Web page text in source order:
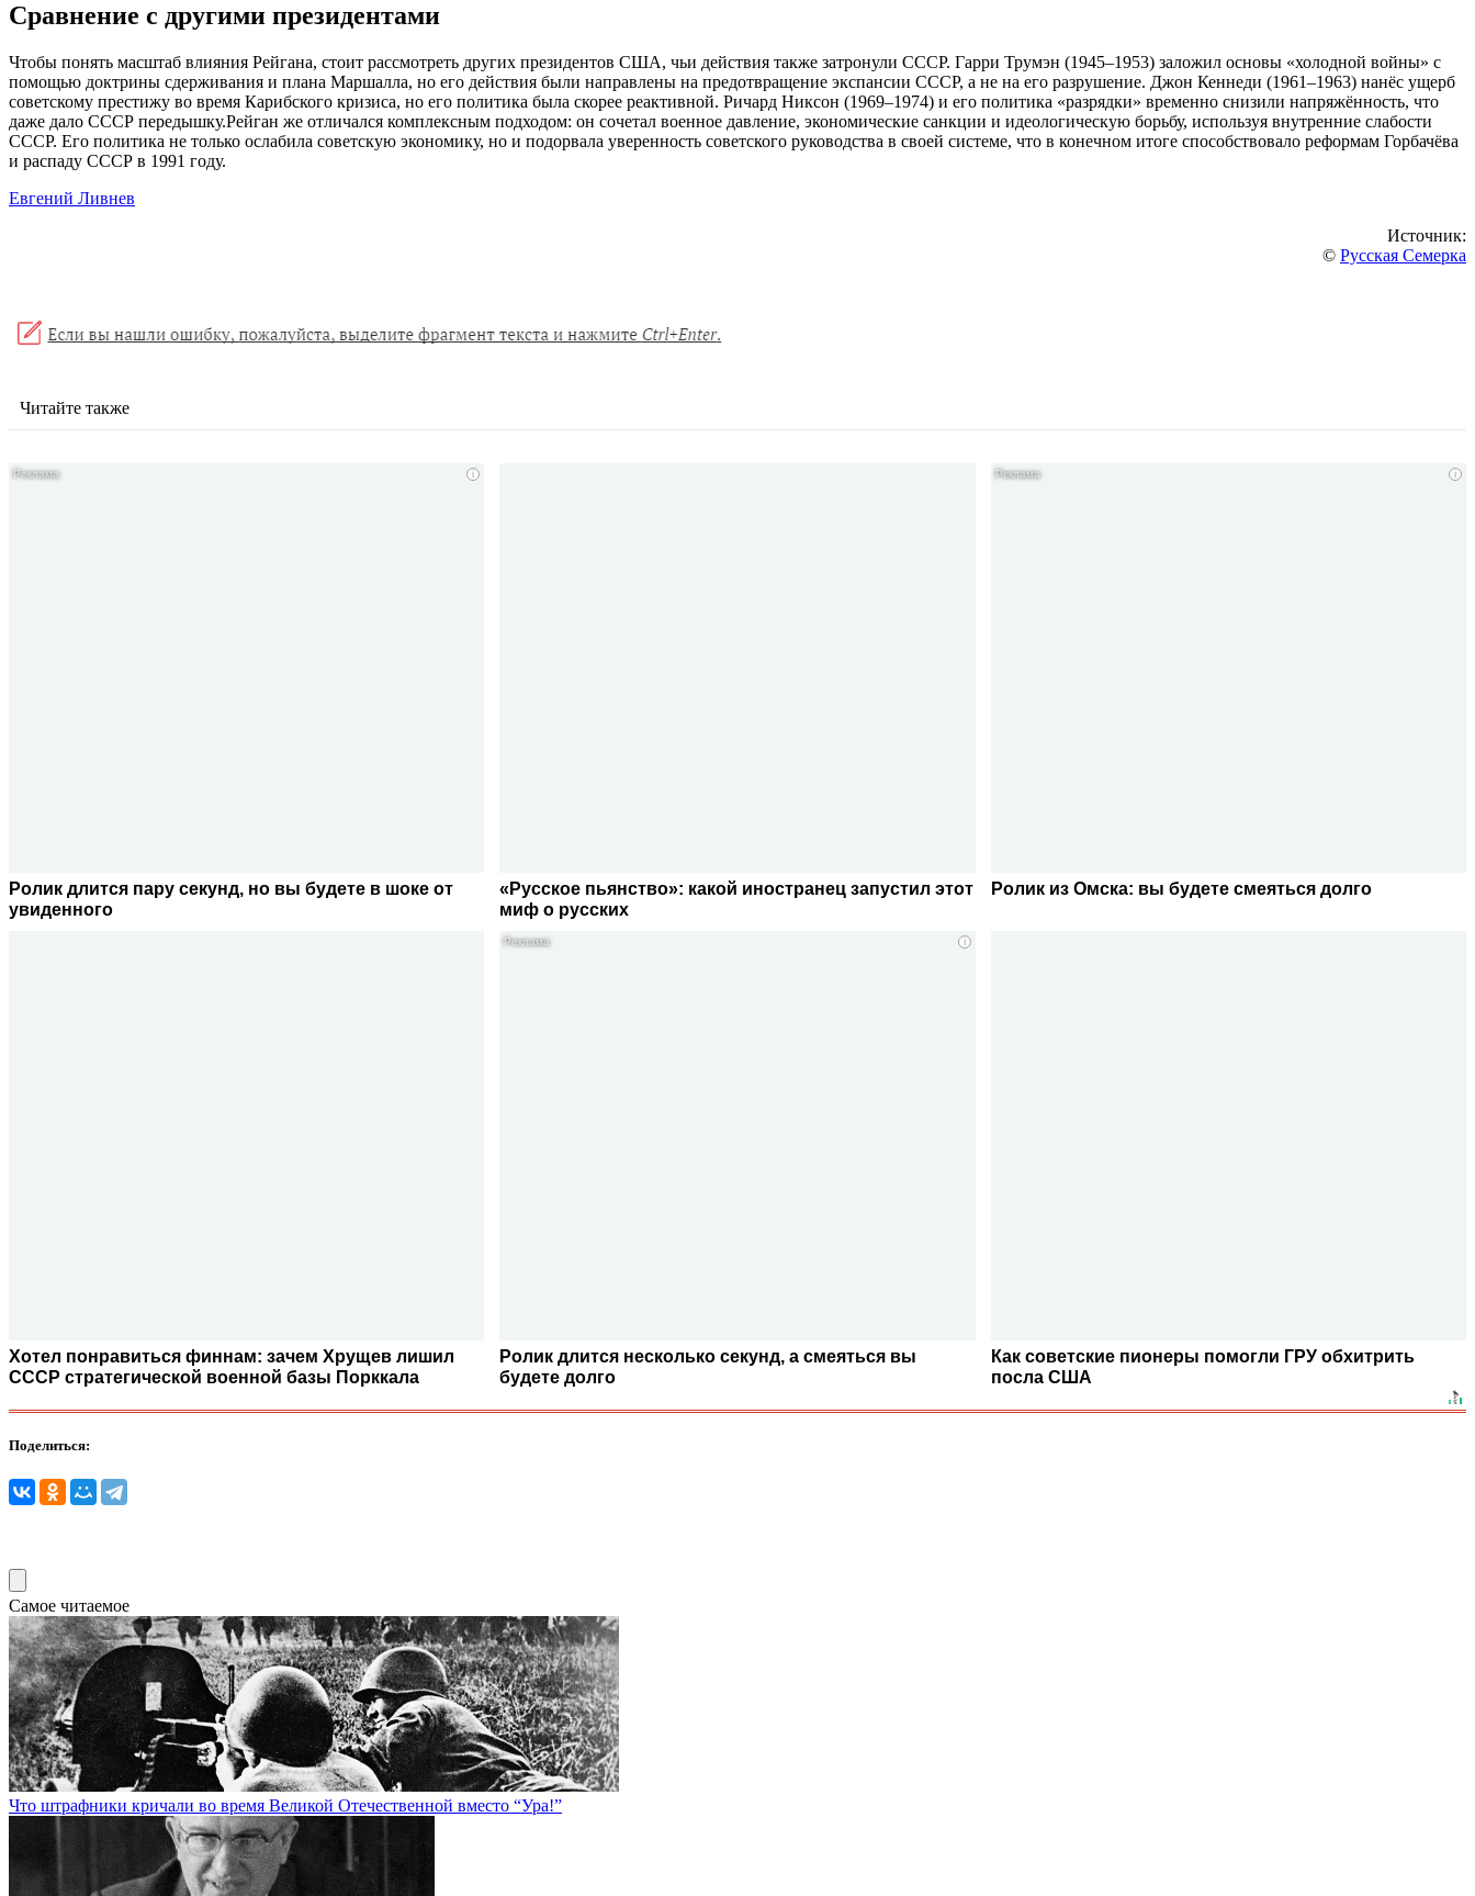
Сравнение с другими президентами
Чтобы понять масштаб влияния Рейгана, стоит рассмотреть других президентов США, чьи действия также затронули СССР. Гарри Трумэн (1945–1953) заложил основы «холодной войны» с
помощью доктрины сдерживания и плана Маршалла, но его действия были направлены на предотвращение экспансии СССР, а не на его разрушение. Джон Кеннеди (1961–1963) нанёс ущерб
советскому престижу во время Карибского кризиса, но его политика была скорее реактивной. Ричард Никсон (1969–1974) и его политика «разрядки» временно снизили напряжённость, что
даже дало СССР передышку.Рейган же отличался комплексным подходом: он сочетал военное давление, экономические санкции и идеологическую борьбу, используя внутренние слабости
СССР. Его политика не только ослабила советскую экономику, но и подорвала уверенность советского руководства в своей системе, что в конечном итоге способствовало реформам Горбачёва
и распаду СССР в 1991 году.
Евгений Ливнев
Источник:
© Русская Семерка
Читайте также
i
Ролик длится пару секунд, но вы будете в шоке от
увиденного
«Русское пьянство»: какой иностранец запустил этот
миф о русских
i
Ролик из Омска: вы будете смеяться долго
Хотел понравиться финнам: зачем Хрущев лишил
СССР стратегической военной базы Порккала
i
Ролик длится несколько секунд, а смеяться вы
будете долго
Как советские пионеры помогли ГРУ обхитрить
посла США
Поделиться:
Самое читаемое
Что штрафники кричали во время Великой Отечественной вместо “Ура!”